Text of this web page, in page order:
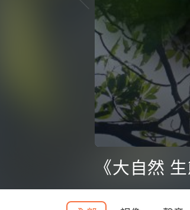
seconds
secondsVolume
《大自然